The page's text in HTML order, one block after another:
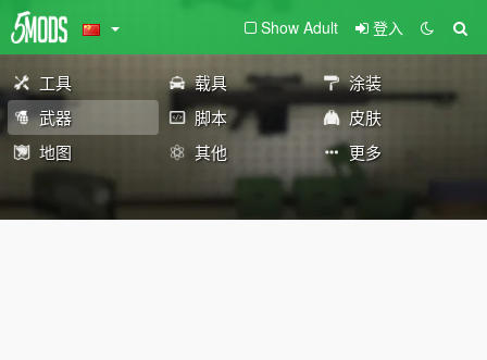
Show Adult 登入
工具 载具
涂装
武器
脚本
皮肤
地图
其他 更多